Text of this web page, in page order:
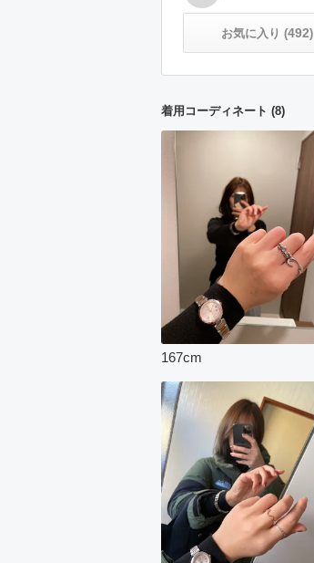
お気に入り (492)
着用コーディネート (8)
167cm